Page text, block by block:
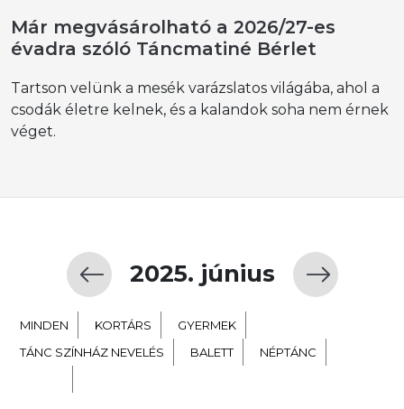
Már megvásárolható a 2026/27-es
évadra szóló Táncmatiné Bérlet
Tartson velünk a mesék varázslatos világába, ahol a
csodák életre kelnek, és a kalandok soha nem érnek
véget.
2025. június
MINDEN KORTÁRS
GYERMEK
TÁNC SZÍNHÁZ NEVELÉS
BALETT
NÉPTÁNC